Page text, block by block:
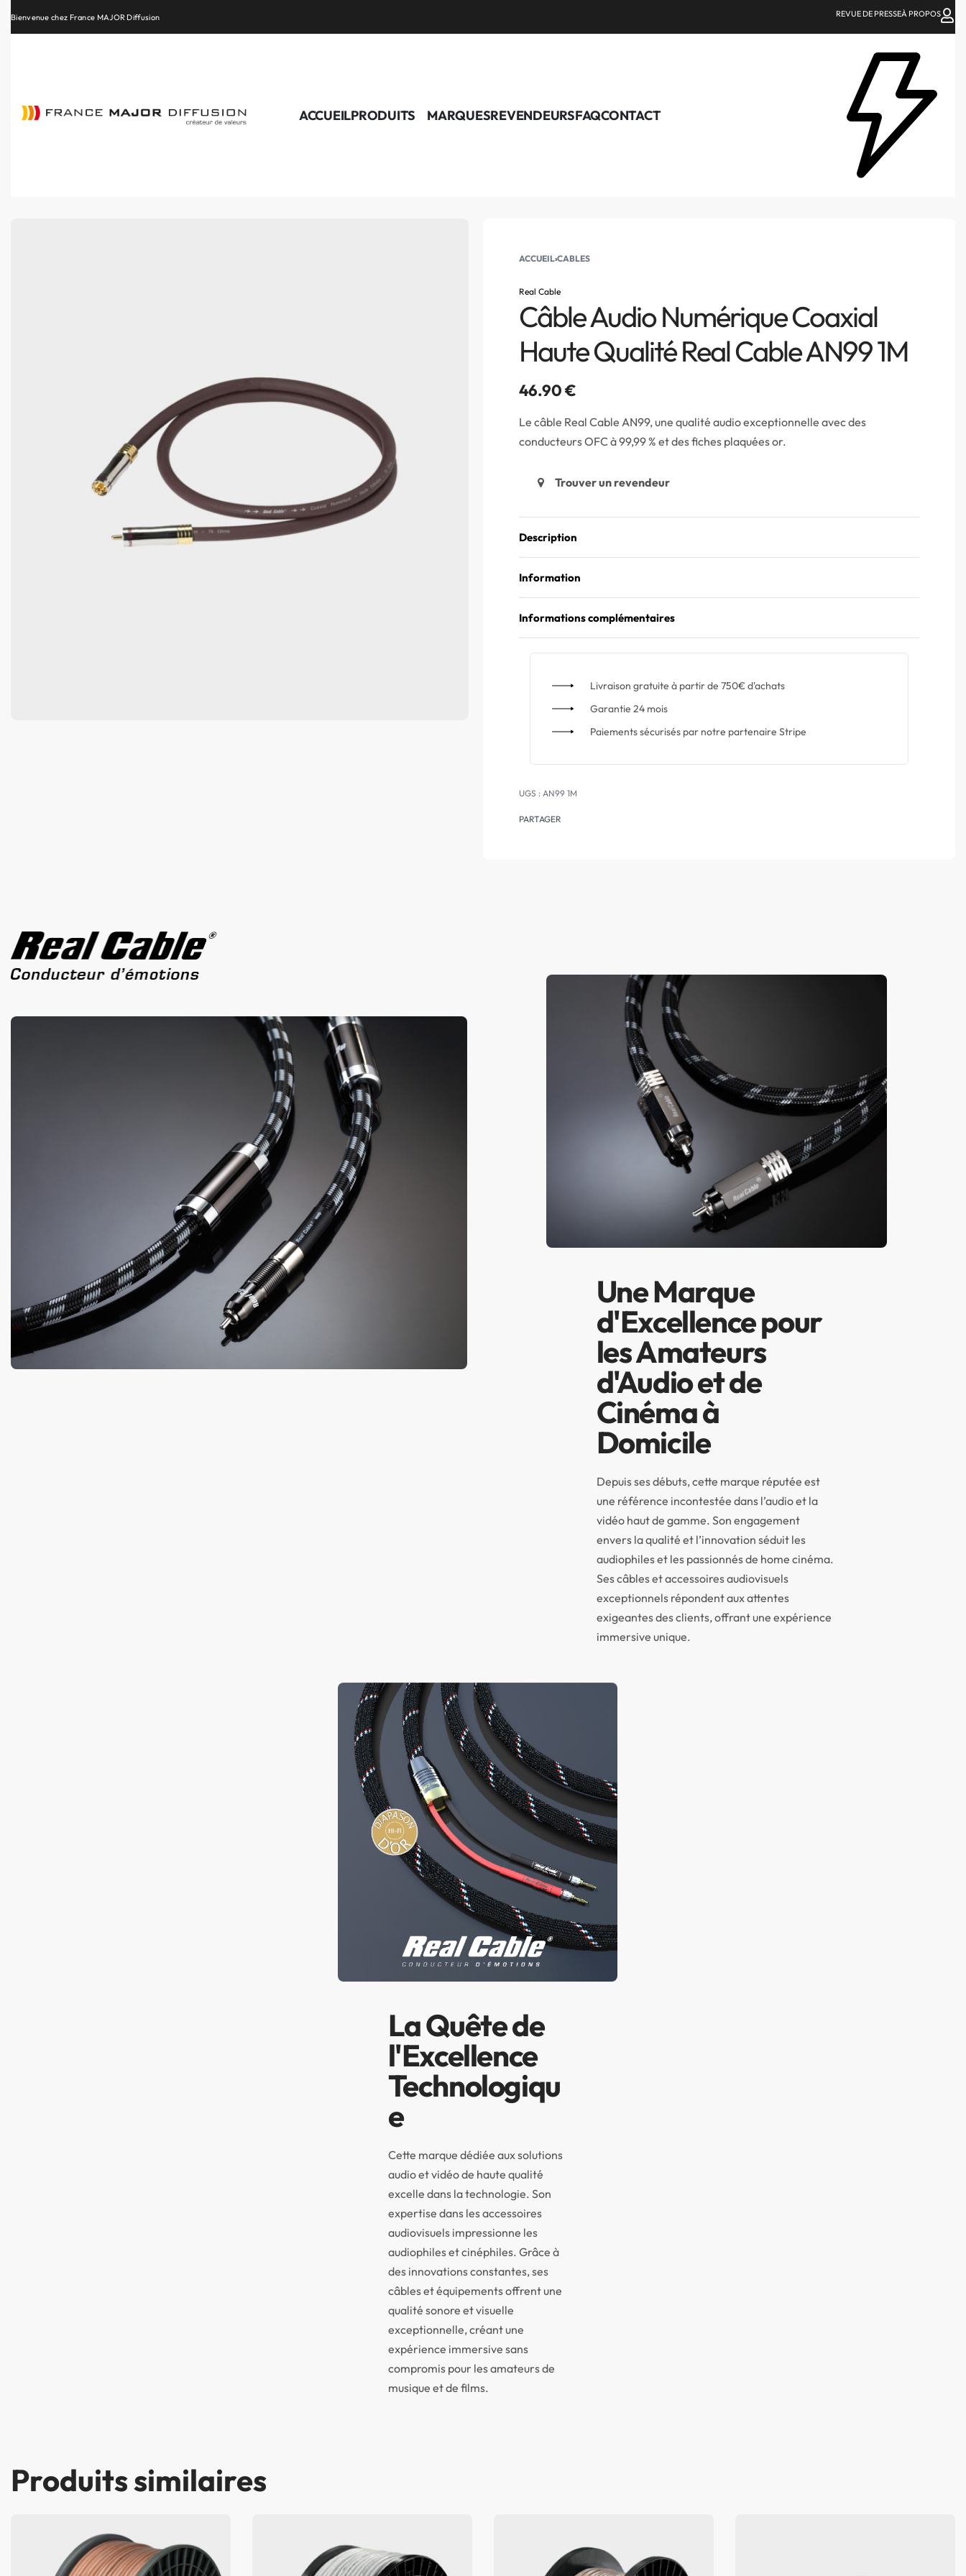
Retrouvez les plus belles marques de la HiFi, de l’intégration et du Home Cinéma REVUE DE PRESSEÀ PROPOS
ACCUEILPRODUITS MARQUESREVENDEURSFAQCONTACT
ACCUEIL›CABLES
Real Cable
Câble Audio Numérique Coaxial
Haute Qualité Real Cable AN99 1M
46.90€
Le câble Real Cable AN99, une qualité audio exceptionnelle avec des
conducteurs OFC à 99,99 % et des fiches plaquées or.
Trouver un revendeur
Description
Information
Informations complémentaires
Livraison gratuite à partir de 750€ d'achats
Garantie 24 mois
Paiements sécurisés par notre partenaire Stripe
AN99 1M
PARTAGER
Une Marque
d'Excellence pour
les Amateurs
d'Audio et de
Cinéma à
Domicile
Depuis ses débuts, cette marque réputée est
une référence incontestée dans l’audio et la
vidéo haut de gamme. Son engagement
envers la qualité et l’innovation séduit les
audiophiles et les passionnés de home cinéma.
Ses câbles et accessoires audiovisuels
exceptionnels répondent aux attentes
exigeantes des clients, offrant une expérience
immersive unique.
La Quête de
l'Excellence
Technologiqu
e
Cette marque dédiée aux solutions
audio et vidéo de haute qualité
excelle dans la technologie. Son
expertise dans les accessoires
audiovisuels impressionne les
audiophiles et cinéphiles. Grâce à
des innovations constantes, ses
câbles et équipements offrent une
qualité sonore et visuelle
exceptionnelle, créant une
expérience immersive sans
compromis pour les amateurs de
musique et de films.
Produits similaires